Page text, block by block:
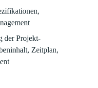
der Projekt-
Zeitplan,